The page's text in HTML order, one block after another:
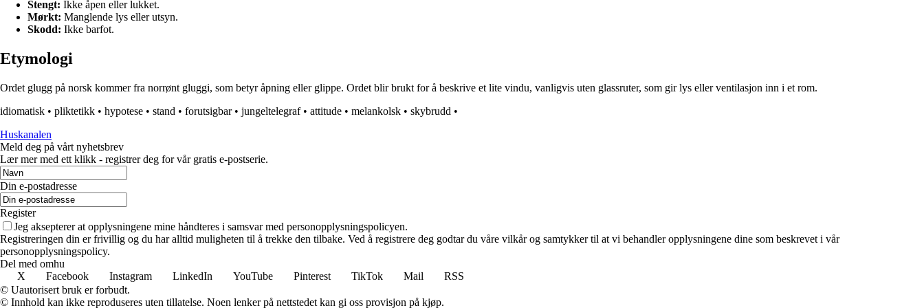
Stengt: Ikke åpen eller lukket.
Mørkt: Manglende lys eller utsyn.
Skodd: Ikke barfot.
Etymologi
Ordet glugg på norsk kommer fra norrønt gluggi, som betyr åpning eller glippe. Ordet blir brukt for å beskrive et lite vindu, vanligvis uten glassruter, som gir lys eller ventilasjon inn i et rom.
idiomatisk • pliktetikk • hypotese • stand • forutsigbar• jungeltelegraf• attitude • melankolsk • skybrudd •
Huskanalen
Meld deg på vårt nyhetsbrev
Lær mer med ett klikk - registrer deg for vår gratis e-postserie.
Din e-postadresse
Register
Jeg aksepterer at opplysningene mine håndteres i samsvar med personopplysningspolicyen.
Registreringen din er frivillig og du har alltid muligheten til å trekke den tilbake. Ved å registrere deg godtar du våre vilkår og samtykker til at vi behandler opplysningene dine som beskrevet i vår
personopplysningspolicy.
Del med omhu
X
Facebook Instagram LinkedIn YouTube Pinterest TikTok Mail
RSS
© Uautorisert bruk er forbudt.
© Innhold kan ikke reproduseres uten tillatelse. Noen lenker på nettstedet kan gi oss provisjon på kjøp.